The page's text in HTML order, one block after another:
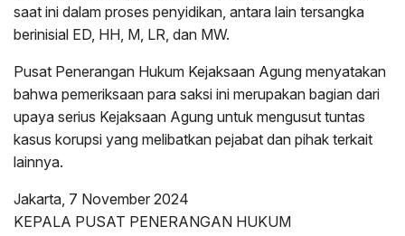
saat ini dalam proses penyidikan, antara lain tersangka
berinisial ED, HH, M, LR, dan MW.
Pusat Penerangan Hukum Kejaksaan Agung menyatakan
bahwa pemeriksaan para saksi ini merupakan bagian dari
upaya serius Kejaksaan Agung untuk mengusut tuntas
kasus korupsi yang melibatkan pejabat dan pihak terkait
lainnya.
Jakarta, 7 November 2024
KEPALA PUSAT PENERANGAN HUKUM